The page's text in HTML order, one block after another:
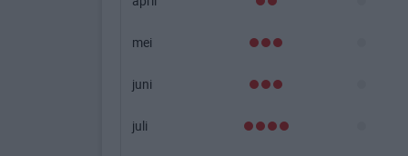
mei
juni
juli